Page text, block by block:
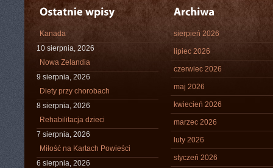
Kanada
10 sierpnia, 2026
Nowa Zelandia
9 sierpnia, 2026
Diety przy chorobach
8 sierpnia, 2026
Rehabilitacja dzieci
7 sierpnia, 2026
Miłość na Kartach Powieści
6 sierpnia, 2026
sierpień 2026
lipiec 2026
czerwiec 2026
maj 2026
kwiecień 2026
marzec 2026
luty 2026
styczeń 2026